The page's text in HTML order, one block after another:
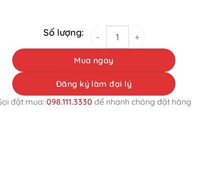
Viên uống Fucoidan Umi No Shizuku -
Mua ngay
Đăng ký làm đại lý
đặt mua: 098.111.3330 để nhanh chóng đặt hàng